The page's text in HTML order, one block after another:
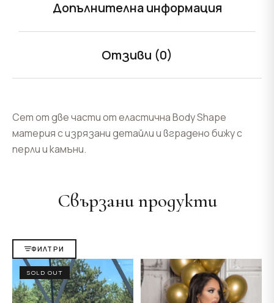
Допълнителна информация
Отзиви (0)
Сет от две части от еластична Body Shape
материя с изрязани детайли и вградено бижу с
перли и камъни.
Свързани продукти
ФИЛТРИ
SOLD OUT